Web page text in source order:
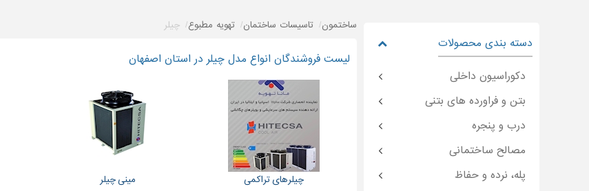
ساختمون تاسیسات ساختمان تهویه مطبوع چیلر
لیست فروشندگان انواع مدل چیلر در استان اصفهان
چیلرهای تراکمی مینی چیلر
دسته بندی محصولات
دکوراسیون داخلی
بتن و فراورده های بتنی
درب و پنجره
مصالح ساختمانی
پله، نرده و حفاظ